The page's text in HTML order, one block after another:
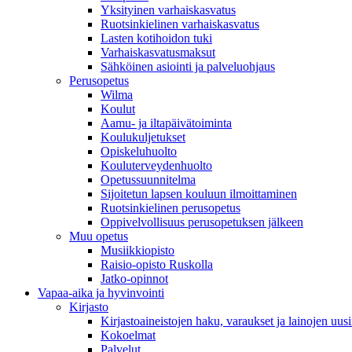
Yksityinen varhaiskasvatus
Ruotsinkielinen varhaiskasvatus
Lasten kotihoidon tuki
Varhaiskasvatusmaksut
Sähköinen asiointi ja palveluohjaus
Perusopetus
Wilma
Koulut
Aamu- ja iltapäivätoiminta
Koulukuljetukset
Opiskeluhuolto
Kouluterveydenhuolto
Opetussuunnitelma
Sijoitetun lapsen kouluun ilmoittaminen
Ruotsinkielinen perusopetus
Oppivelvollisuus perusopetuksen jälkeen
Muu opetus
Musiikkiopisto
Raisio-opisto Ruskolla
Jatko-opinnot
Vapaa-aika ja hyvinvointi
Kirjasto
Kirjastoaineistojen haku, varaukset ja lainojen
Kokoelmat
Palvelut